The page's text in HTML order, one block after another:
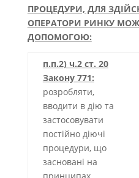
ПРОЦЕДУРИ, ДЛЯ
ОПЕРАТОРИ РИНКУ
ДОПОМОГОЮ:
п.п.2) ч.2 ст. 20
Закону 771:
розробляти,
вводити в дію та
застосовувати
постійно діючі
процедури, що
засновані на